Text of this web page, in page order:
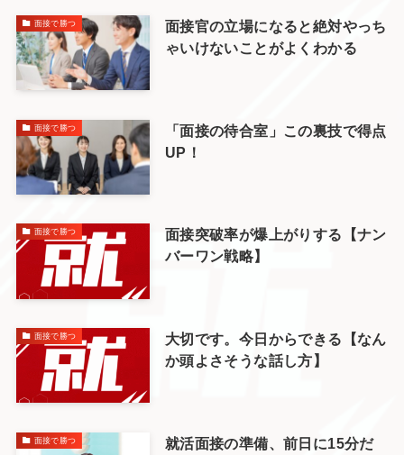
面接で勝つ
面接官の立場になると絶対やっち
ゃいけないことがよくわかる
面接で勝つ
「面接の待合室」この裏技で得点
UP！
面接で勝つ
面接突破率が爆上がりする【ナン
バーワン戦略】
面接で勝つ
大切です。今日からできる【なん
か頭よさそうな話し方】
面接で勝つ
就活面接の準備、前日に15分だ